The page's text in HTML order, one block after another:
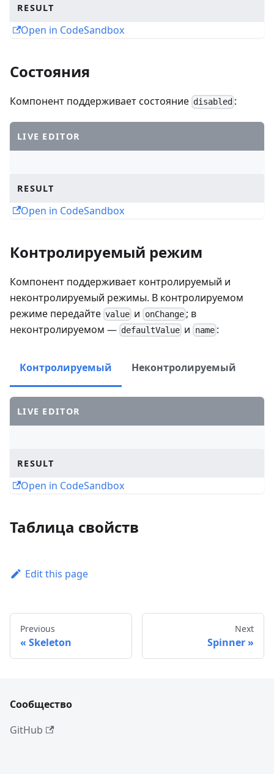
RESULT
Open in CodeSandbox
Состояния
Компонент поддерживает состояние disabled :
LIVE EDITOR
RESULT
Open in CodeSandbox
Контролируемый режим
Компонент поддерживает контролируемый и
неконтролируемый режимы. В контролируемом
режиме передайте value и onChange; в
неконтролируемом — defaultValue и name:
Контролируемый Неконтролируемый
LIVE EDITOR
RESULT
Open in CodeSandbox
Таблица свойств
Edit this page
Previous
Skeleton
Next
Spinner
Сообщество
GitHub